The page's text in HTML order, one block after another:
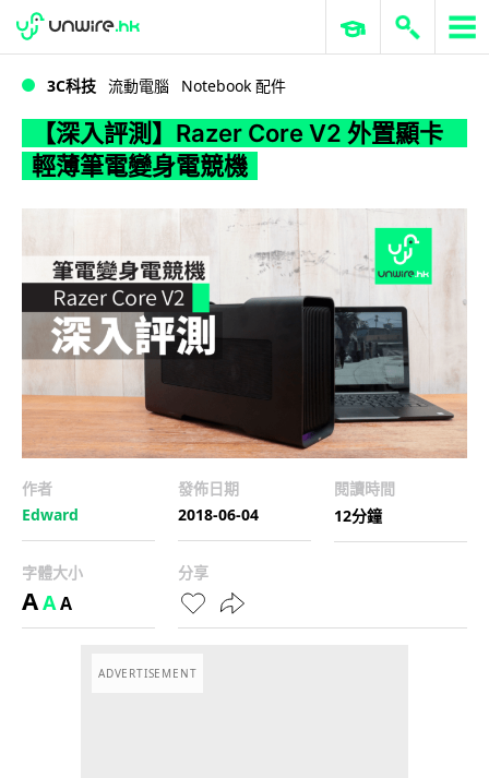
WWDC 2026 ERP 與商業 AI
3C科技 流動電腦 Notebook 配件
【深入評測】Razer Core V2 外置顯卡
輕薄筆電變身電競機
作者
Edward
發佈日期
2018-06-04
閱讀時間
12分鐘
字體大小
AAA
分享
ADVERTISEMENT